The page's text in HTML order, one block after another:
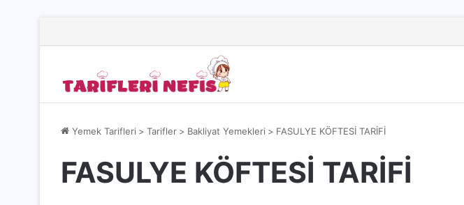
Yemek Tarifleri > Tarifler > Bakliyat Yemekleri > FASULYE KÖFTESİ TARİFİ
FASULYE KÖFTESİ TARİFİ